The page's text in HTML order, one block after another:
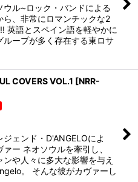
ウル~ロック・バンドによる
ら、非常にロマンチックな2
英語とスペイン語を軽やかに
ループが多く存在する東ロサ
COVERS VOL.1 [NRR-
ェンド・D'ANGELOによ
ー ネオソウルを牽引し、
や人々に多大な影響を与え
。 そんな彼がカヴァーし